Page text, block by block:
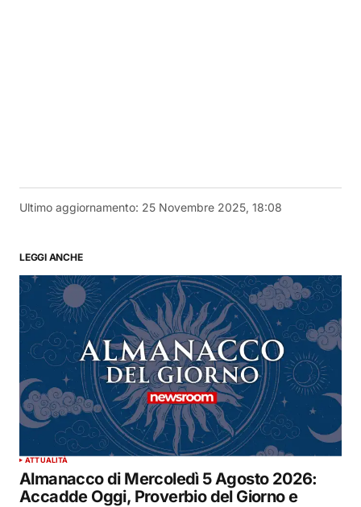
Ultimo aggiornamento: 25 Novembre 2025, 18:08
LEGGI ANCHE
ATTUALITÀ
Almanacco di Mercoledì 5 Agosto 2026:
Accadde Oggi, Proverbio del Giorno e